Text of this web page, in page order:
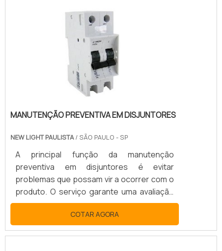
que gera a diminuição do risco de
problemas maiores além de ter um custo
mais acessível para os clientes. Já a
manutenção corretiva, acontece sempre
MANUTENÇÃO PREVENTIVA EM DISJUNTORES
NEW LIGHT PAULISTA/ SÃO PAULO - SP
A principal função da manutenção
preventiva em disjuntores é evitar
problemas que possam vir a ocorrer com o
produto. O serviço garante uma avaliação
técnica qualificada, com o objetivo de
verificar o funcionamento dos disjuntores e
sua conservação. Se os disjuntores não
COTAR AGORA